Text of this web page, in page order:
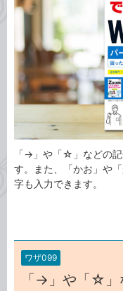
テ
リ
タ
「→」や「☆」などの
す。また、「かお」や
字も入力できます。
ワザ099
「→」や「☆」